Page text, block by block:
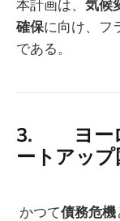
本計画は、 気候
確保に向け、フ
である。
3. ヨーロ
ートアッ
かつて債務危機